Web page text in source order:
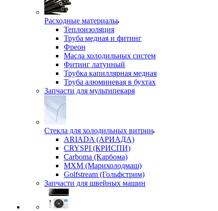
Расходные материалы
Теплоизоляция
Труба медная и фитинг
Фреон
Масла холодильных систем
Фитинг латунный
Трубка капиллярная медная
Труба алюминевая в бухтах
Запчасти для мультипекаря
Стекла для холодильных витрин
ARIADA (АРИАДА)
CRYSPI (КРИСПИ)
Carboma (Карбома)
MXM (Марихолодмаш)
Golfstream (Гольфстрим)
Запчасти для швейных машин